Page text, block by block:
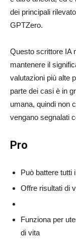
dei principali
GPTZero.
Questo scrittore IA
mantenere il
valutazioni più alte
parte dei casi è in
umana, quindi non
vengano segnalati
Pro
Può battere tutti
Offre risultati di
Funziona per
di vita